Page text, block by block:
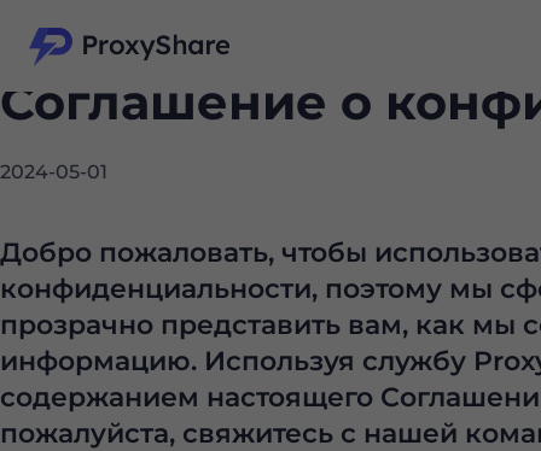
Соглашение о
2024-05-01
Добро пожаловать, чтобы
конфиденциальности, поэтому мы
прозрачно представить вам, как
информацию. Используя службу
содержанием настоящего
пожалуйста, свяжитесь с нашей